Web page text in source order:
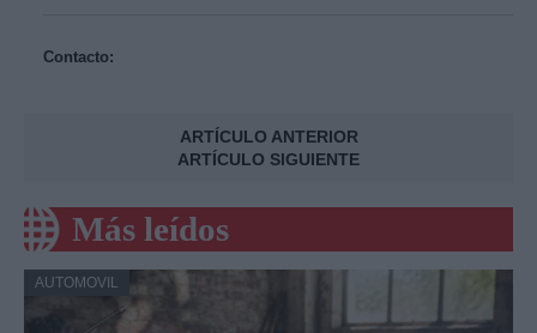
Contacto:
ARTÍCULO ANTERIOR
ARTÍCULO SIGUIENTE
Más leídos
AUTOMOVIL